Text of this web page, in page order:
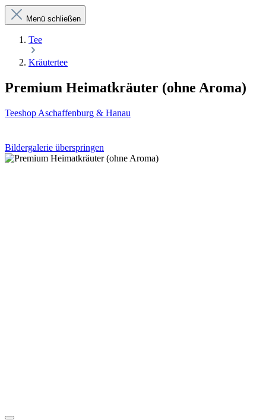
Menü schließen
Tee
Kräutertee
Premium Heimatkräuter (ohne Aroma)
Teeshop Aschaffenburg & Hanau
Bildergalerie überspringen